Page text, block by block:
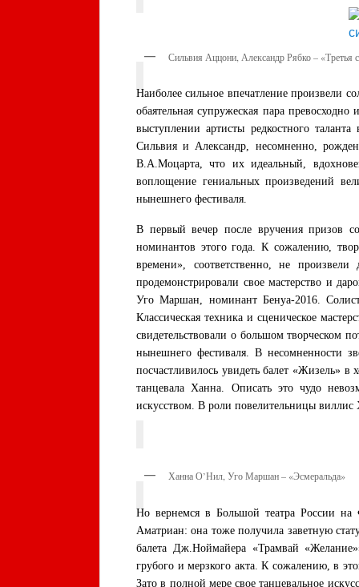
Сильвия Аццони, Александр Рябко – «Третья
Наиболее сильное впечатление произвели
обаятельная супружеская пара
выступлении артисты редкостного
Сильвия и Александр, несомненно,
В.А.Моцарта, что их идеальный,
воплощение гениальных произведений
нынешнего фестиваля.
В первый вечер после вручения призов
номинантов этого года. К сожалению,
времени», соответственно, не
продемонстрировали свое мастерство и
Уго Маршан, номинант Бенуа-2016.
Классическая техника и сценическое
свидетельствовали о большом творческом
нынешнего фестиваля. В несомненности
посчастливилось увидеть балет «Жизель»
танцевала Ханна. Описать это чудо
искусством. В роли повелительницы
Ханна О’Нил, Уго Маршан – «Эсмеральда»
Но вернемся в Большой театра России на
Аматриан: она тоже получила заветную
балета Дж.Ноймайера «Трамвай
грубого и мерзкого акта. К сожалению, в
Зато в полной мере свое танцевальное